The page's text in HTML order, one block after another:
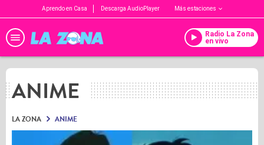
Aprendo en Casa Descarga AudioPlayer Más estaciones
Radio La Zona
en vivo
ANIME
LA ZONA ANIME